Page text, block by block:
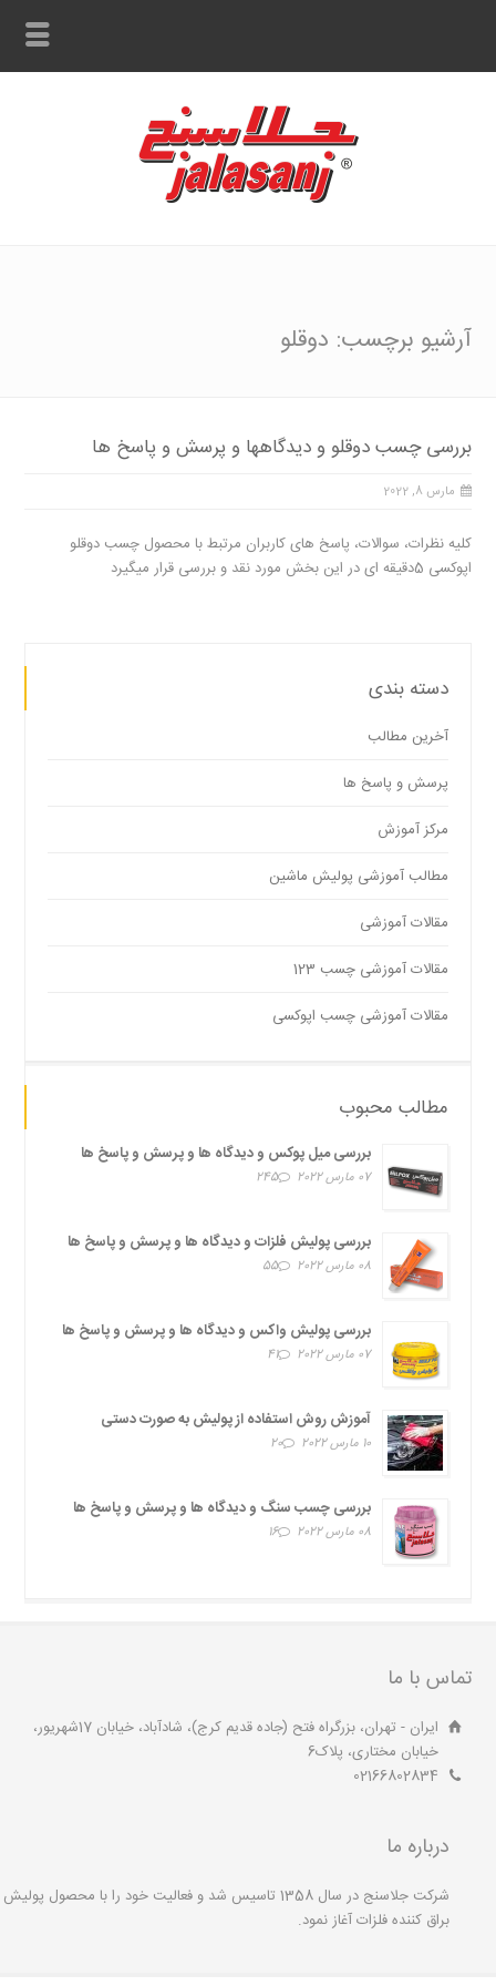
آرشیو برچسب: دوقلو
بررسی چسب دوقلو و دیدگاهها و پرسش و پاسخ ها
مارس 8, 2022
کلیه نظرات، سوالات، پاسخ های کاربران مرتبط با محصول چسب دوقلو
اپوکسی 5دقیقه ای در این بخش مورد نقد و بررسی قرار میگیرد
دسته بندی
آخرین مطالب
پرسش و پاسخ ها
مرکز آموزش
مطالب آموزشی پولیش ماشین
مقالات آموزشی
مقالات آموزشی چسب 123
مقالات آموزشی چسب اپوکسی
مطالب محبوب
بررسی میل پوکس و دیدگاه ها و پرسش و پاسخ ها
07 مارس 2022 245
بررسی پولیش فلزات و دیدگاه ها و پرسش و پاسخ ها
08 مارس 2022 55
بررسی پولیش واکس و دیدگاه ها و پرسش و پاسخ ها
07 مارس 2022 41
آموزش روش استفاده از پولیش به صورت دستی
10 مارس 2022 20
بررسی چسب سنگ و دیدگاه ها و پرسش و پاسخ ها
08 مارس 2022 16
تماس با ما
ایران - تهران، بزرگراه فتح (جاده قدیم کرج)، شادآباد، خیابان 17شهریور،
خیابان مختاری، پلاک6
02166802834
درباره ما
شرکت جلاسنج در سال 1358 تاسیس شد و فعالیت خود را با محصول پولیش
براق کننده فلزات آغاز نمود.